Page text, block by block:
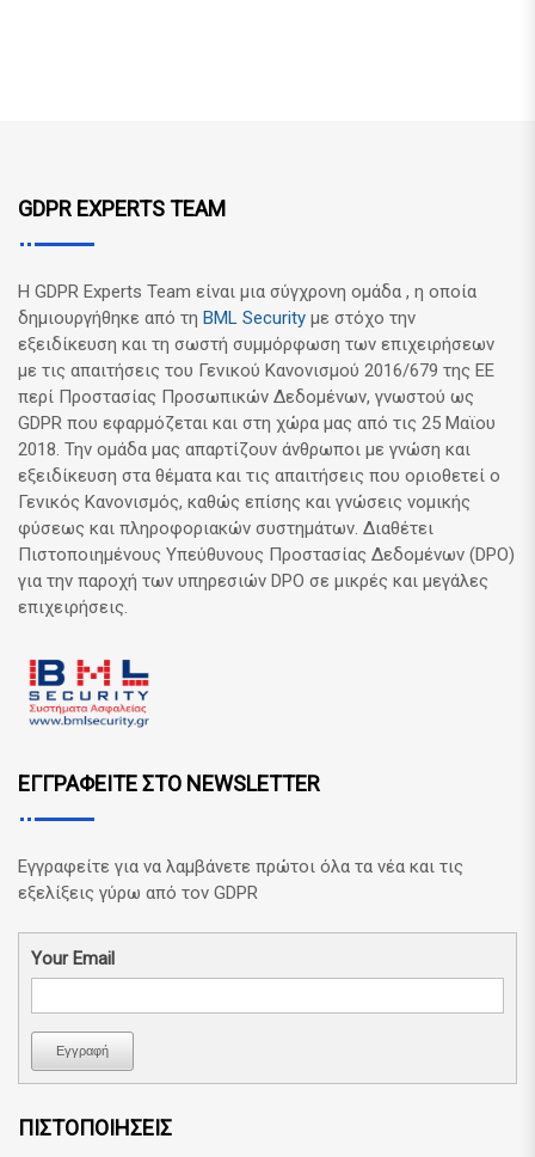
GDPR EXPERTS TEAM
Η GDPR Experts Team είναι μια σύγχρονη ομάδα , η οποία
δημιουργήθηκε από τη BML Security με στόχο την
εξειδίκευση και τη σωστή συμμόρφωση των επιχειρήσεων
με τις απαιτήσεις του Γενικού Κανονισμού 2016/679 της ΕΕ
περί Προστασίας Προσωπικών Δεδομένων, γνωστού ως
GDPR που εφαρμόζεται και στη χώρα μας από τις 25 Μαϊου
2018. Την ομάδα μας απαρτίζουν άνθρωποι με γνώση και
εξειδίκευση στα θέματα και τις απαιτήσεις που οριοθετεί ο
Γενικός Κανονισμός, καθώς επίσης και γνώσεις νομικής
φύσεως και πληροφοριακών συστημάτων. Διαθέτει
Πιστοποιημένους Υπεύθυνους Προστασίας Δεδομένων (DPO)
για την παροχή των υπηρεσιών DPO σε μικρές και μεγάλες
επιχειρήσεις.
ΕΓΓΡΑΦΕΙΤΕ ΣΤΟ NEWSLETTER
Εγγραφείτε για να λαμβάνετε πρώτοι όλα τα νέα και τις
εξελίξεις γύρω από τον GDPR
Your Email
Εγγραφή
ΠΙΣΤΟΠΟΙΗΣΕΙΣ